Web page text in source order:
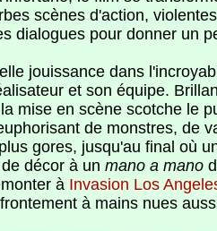
scènes d'action,
dialogues pour donner un
jouissance dans
et son équipe.
mise en scène scotche le
de monstres, de
gores, jusqu'au final où
décor à un mano a mano
à Invasion Los
à mains nues